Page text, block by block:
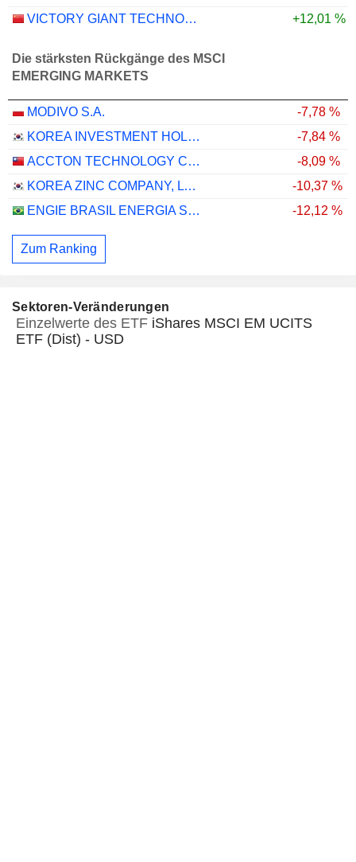
VICTORY GIANT TECHNOLOGY (HUIZHOU) CO.,LTD
+12,01 %
Die stärksten Rückgänge des MSCI
EMERGING MARKETS
MODIVO S.A.
-7,78 %
KOREA INVESTMENT HOLDINGS CO., LTD.
-7,84 %
ACCTON TECHNOLOGY CORPORATION
-8,09 %
KOREA ZINC COMPANY, LTD.
-10,37 %
ENGIE BRASIL ENERGIA S.A.
-12,12 %
Zum Ranking
Sektoren-Veränderungen
Einzelwerte des ETF iShares MSCI EM UCITS
ETF (Dist) - USD